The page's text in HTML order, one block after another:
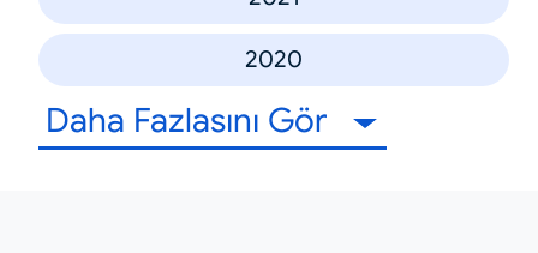
2020
Daha Fazlasını Gör